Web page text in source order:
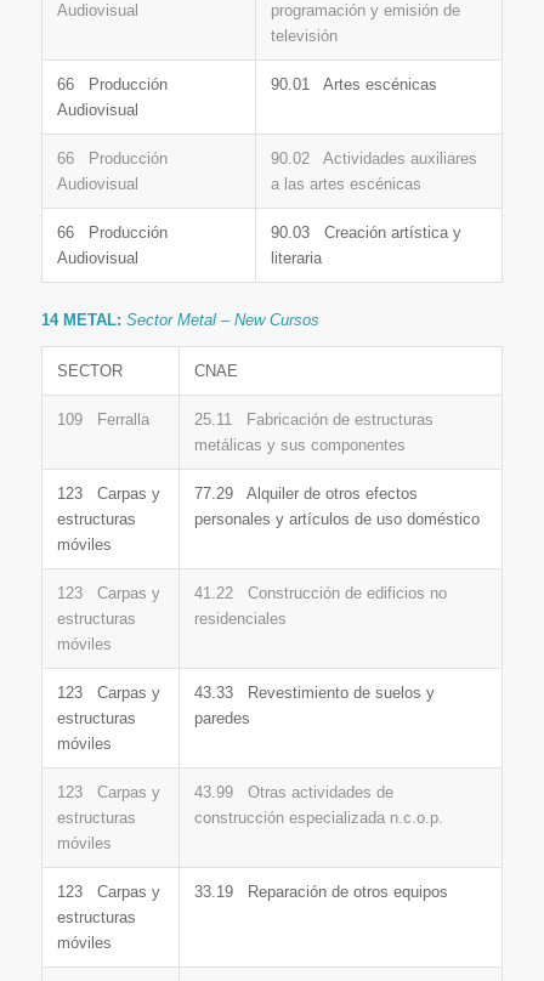
Audiovisual
programación y emisión de
televisión
66 Producción
Audiovisual
90.01 Artes escénicas
66 Producción
Audiovisual
90.02 Actividades auxiliares
a las artes escénicas
66 Producción
Audiovisual
90.03 Creación artística y
literaria
14 METAL: Sector Metal – New Cursos
SECTOR CNAE
109 Ferralla
25.11 Fabricación de estructuras
metálicas y sus componentes
123 Carpas y
estructuras
móviles
77.29 Alquiler de otros efectos
personales y artículos de uso doméstico
123 Carpas y
estructuras
móviles
41.22 Construcción de edificios no
residenciales
123 Carpas y
estructuras
móviles
43.33 Revestimiento de suelos y
paredes
123 Carpas y
estructuras
móviles
43.99 Otras actividades de
construcción especializada n.c.o.p.
123 Carpas y
estructuras
móviles
33.19 Reparación de otros equipos